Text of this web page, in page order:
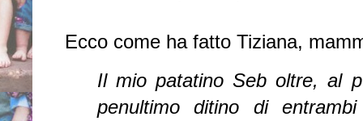
Ecco come ha fatto Tiziana,
Il mio patatino Seb oltre, al
penultimo ditino di